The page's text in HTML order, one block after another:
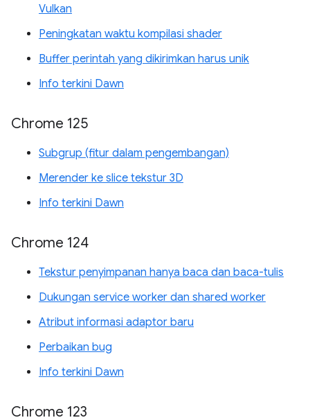
Vulkan
Peningkatan waktu kompilasi shader
Buffer perintah yang dikirimkan harus unik
Info terkini Dawn
Chrome 125
Subgrup (fitur dalam pengembangan)
Merender ke slice tekstur 3D
Info terkini Dawn
Chrome 124
Tekstur penyimpanan hanya baca dan baca-tulis
Dukungan service worker dan shared worker
Atribut informasi adaptor baru
Perbaikan bug
Info terkini Dawn
Chrome 123